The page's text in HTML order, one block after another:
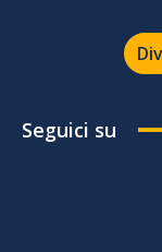
Seguici su